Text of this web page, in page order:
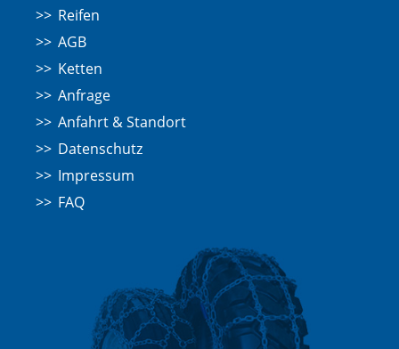
Reifen
AGB
Ketten
Anfrage
Anfahrt & Standort
Datenschutz
Impressum
FAQ